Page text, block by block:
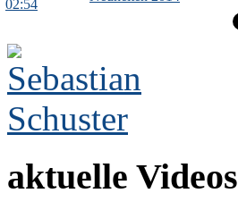
02:54
aktuelle Videos